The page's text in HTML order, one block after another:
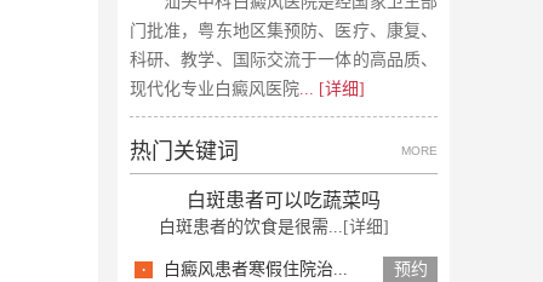
门批准，粤东地区集预防、医疗、康复、
科研、教学、国际交流于一体的高品质、
现代化专业白癜风医院... [详细]
热门关键词 MORE
白斑患者可以吃蔬菜吗
白斑患者的饮食是很需... [详细]
· 白癜风患者寒假住院治... 预约